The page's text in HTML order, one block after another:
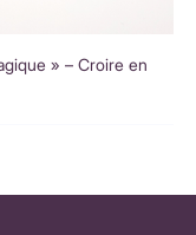
» – Croire en